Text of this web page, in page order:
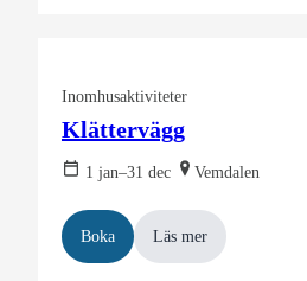
Inomhusaktiviteter
Klättervägg
1 jan–31 dec Vemdalen
Boka Läs mer